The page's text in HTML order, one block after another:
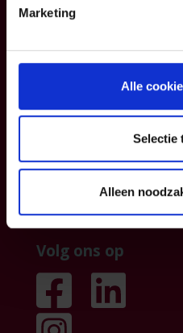
Marketing
Alle
Selectie
Alleen
Informatiefiches
voorwaarden
Klachtenmanagemen
Volg ons op